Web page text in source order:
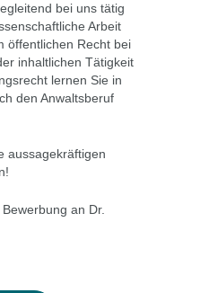
bei uns tätig
Arbeit
öffentlichen Recht bei
inhaltlichen Tätigkeit
lernen Sie in
den Anwaltsberuf
aussagekräftigen
an Dr.